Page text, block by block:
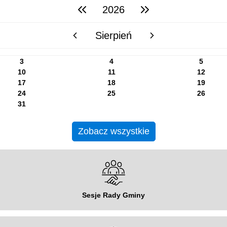
poprzedni rok2026 następny rok
poprzedni miesiącSierpień następny miesiąc
3 4 5
10 11 12
17 18 19
24 25 26
31
Zobacz wszystkie
Sesje Rady Gminy